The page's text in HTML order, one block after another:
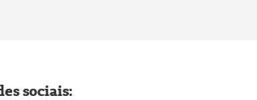
sociais: